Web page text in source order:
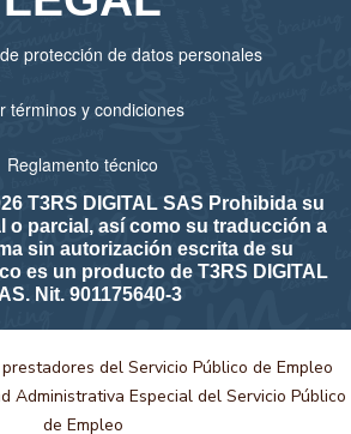
protección de datos personales
términos y condiciones
Reglamento técnico
T3RS DIGITAL SAS Prohibida su
o parcial, así como su traducción a
sin autorización escrita de su
es un producto de T3RS DIGITAL
Nit. 901175640-3
del Servicio Público de Empleo
Administrativa Especial del Servicio Público
de Empleo